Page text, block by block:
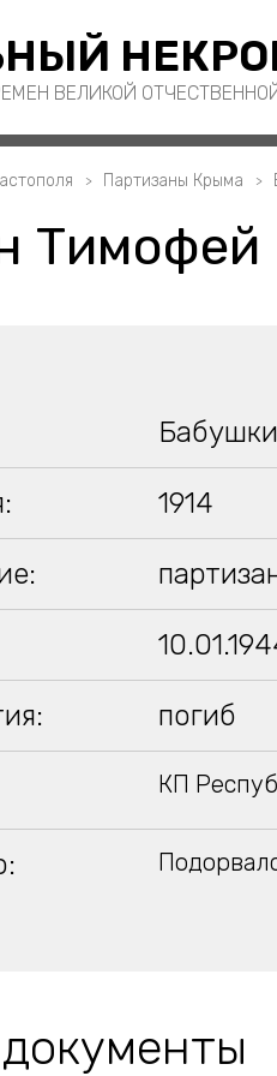
ВЕЛИКОЙ
Партизаны Крыма
Тимофей
1914
погиб
КП